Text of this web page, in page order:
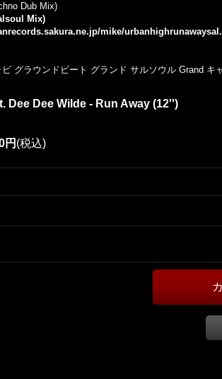
Dub Mix)
Mix)
mike/
グラウンドビート グランド サルソウル Grand キ
Dee Dee Wilde - Run Away (12'')
円 (税込)